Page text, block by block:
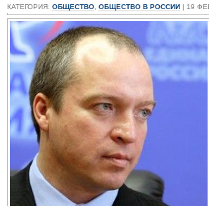
КАТЕГОРИЯ: ОБЩЕСТВО ОБЩЕСТВО В РОССИИ | 19